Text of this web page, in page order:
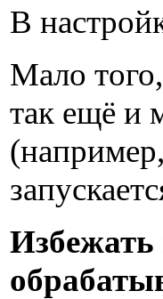
В
Мало
так ещё и